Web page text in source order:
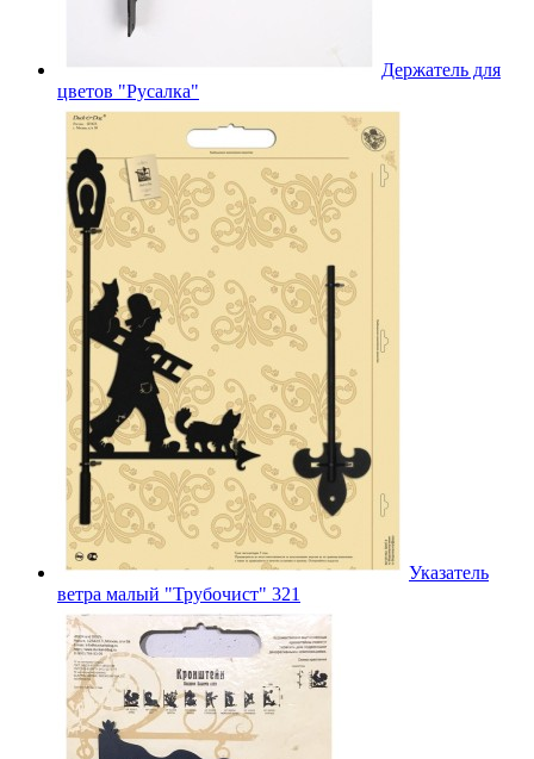
Держатель для
цветов "Русалка"
Указатель
ветра малый "Трубочист" 321